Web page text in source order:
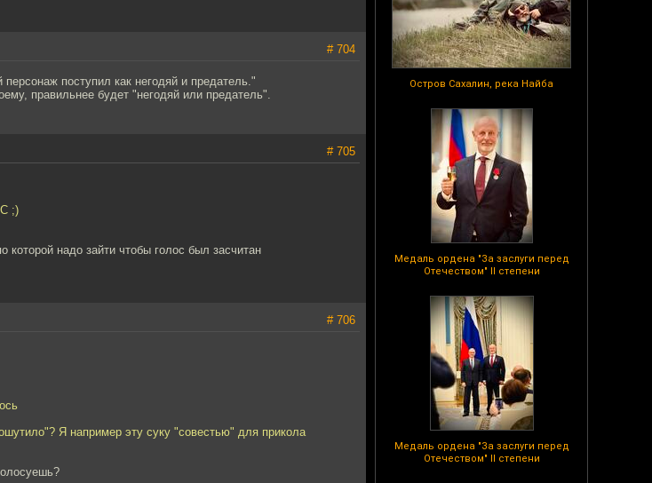
Остров Сахалин, река Найба
Медаль ордена "За заслуги перед
Отечеством" II степени
Медаль ордена "За заслуги перед
Отечеством" II степени
# 704
поступил как негодяй и предатель."
правильнее будет "негодяй или предатель".
# 705
;)
которой надо зайти чтобы голос был засчитан
# 706
Я например эту суку "совестью" для прикола